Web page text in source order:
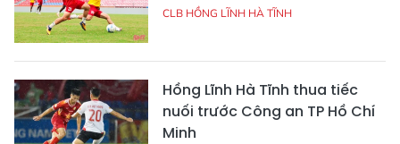
CLB HỒNG LĨNH HÀ TĨNH
Hồng Lĩnh Hà Tĩnh thua tiếc
nuối trước Công an TP Hồ Chí
Minh